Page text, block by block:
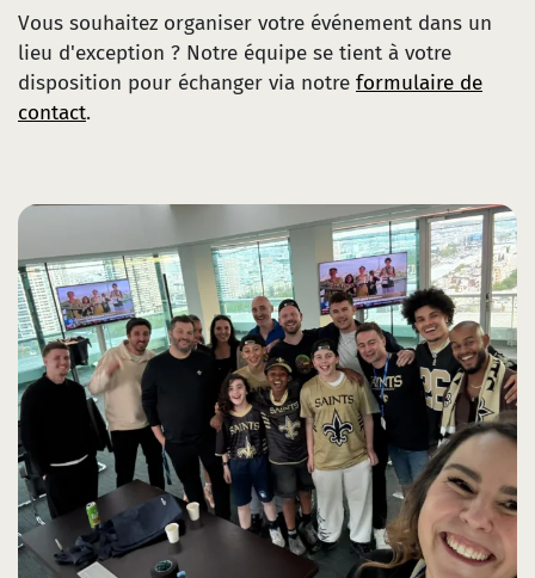
Vous souhaitez organiser votre événement dans un
lieu d'exception ? Notre équipe se tient à votre
disposition pour échanger via notre formulaire de
contact.